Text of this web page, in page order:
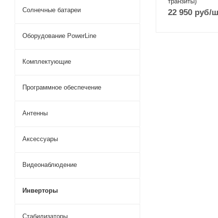
22 950 руб/
Солнечные батареи
Оборудование PowerLine
Комплектующие
Программное обеспечение
Антенны
Аксессуары
Видеонаблюдение
Инверторы
Стабилизаторы